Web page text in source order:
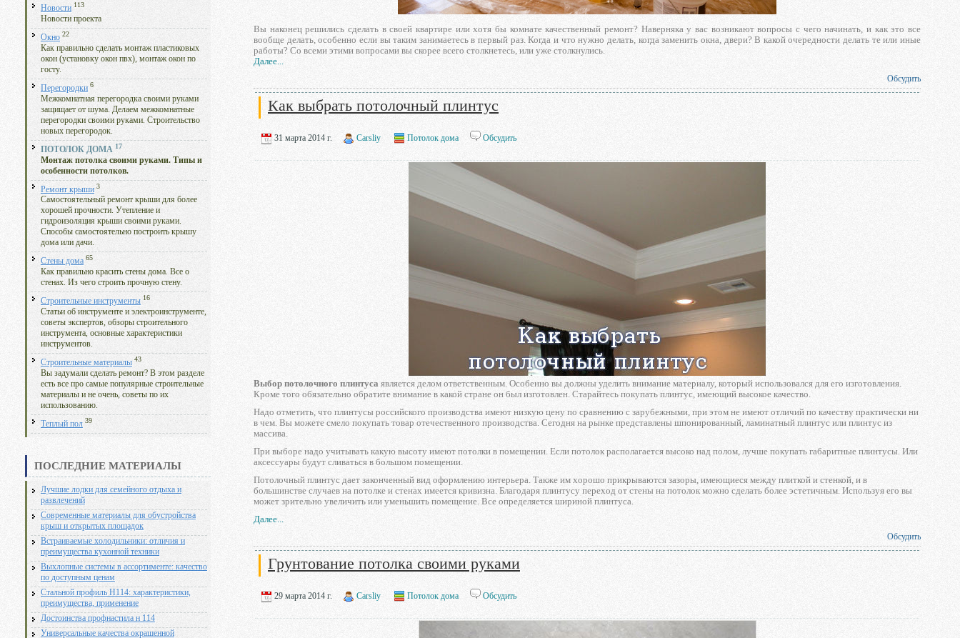
Новости 113
Новости проекта
Окно 22
Как правильно сделать монтаж пластиковых
окон (установку окон пвх), монтаж окон по
госту.
Перегородки 6
Межкомнатная перегородка своими руками
защищает от шума. Делаем межкомнатные
перегородки своими руками. Строительство
новых перегородок.
ПОТОЛОК ДОМА 17
Монтаж потолка своими руками. Типы и
особенности потолков.
Ремонт крыши 3
Самостоятельный ремонт крыши для более
хорошей прочности. Утепление и
гидроизоляция крыши своими руками.
Способы самостоятельно построить крышу
дома или дачи.
Стены дома 65
Как правильно красить стены дома. Все о
стенах. Из чего строить прочную стену.
Строительные инструменты 16
Статьи об инструменте и электроинструменте,
советы экспертов, обзоры строительного
инструмента, основные характеристики
инструментов.
Строительные материалы 43
Вы задумали сделать ремонт? В этом разделе
есть все про самые популярные строительные
материалы и не очень, советы по их
использованию.
Теплый пол 39
ПОСЛЕДНИЕ МАТЕРИАЛЫ
Лучшие лодки для семейного отдыха и
развлечений
Современные материалы для обустройства
крыш и открытых площадок
Встраиваемые холодильники: отличия и
преимущества кухонной техники
Выхлопные системы в ассортименте: качество
по доступным ценам
Стальной профиль Н114: характеристики,
преимущества, применение
Достоинства профнастила н 114
Универсальные качества окрашенной
Вы наконец решились сделать в своей квартире или хотя бы комнате качественный ремонт? Наверняка у вас возникают вопросы с чего начинать, и как это все
вообще делать, особенно если вы таким занимаетесь в первый раз. Когда и что нужно делать, когда заменить окна, двери? В какой очередности делать те или иные
работы? Со всеми этими вопросами вы скорее всего столкнетесь, или уже столкнулись.
Далее...
Обсудить
Как выбрать потолочный плинтус
31 марта 2014 г. Carsliy Потолок дома Обсудить
Выбор потолочного плинтуса является делом ответственным. Особенно вы должны уделить внимание материалу, который использовался для его изготовления.
Кроме того обязательно обратите внимание в какой стране он был изготовлен. Старайтесь покупать плинтус, имеющий высокое качество.
Надо отметить, что плинтусы российского производства имеют низкую цену по сравнению с зарубежными, при этом не имеют отличий по качеству практически ни
в чем. Вы можете смело покупать товар отечественного производства. Сегодня на рынке представлены шпонированный, ламинатный плинтус или плинтус из
массива.
При выборе надо учитывать какую высоту имеют потолки в помещении. Если потолок располагается высоко над полом, лучше покупать габаритные плинтусы. Или
аксессуары будут сливаться в большом помещении.
Потолочный плинтус дает законченный вид оформлению интерьера. Также им хорошо прикрываются зазоры, имеющиеся между плиткой и стенкой, и в
большинстве случаев на потолке и стенах имеется кривизна. Благодаря плинтусу переход от стены на потолок можно сделать более эстетичным. Используя его вы
может зрительно увеличить или уменьшить помещение. Все определяется шириной плинтуса.
Далее...
Обсудить
Грунтование потолка своими руками
29 марта 2014 г. Carsliy Потолок дома Обсудить